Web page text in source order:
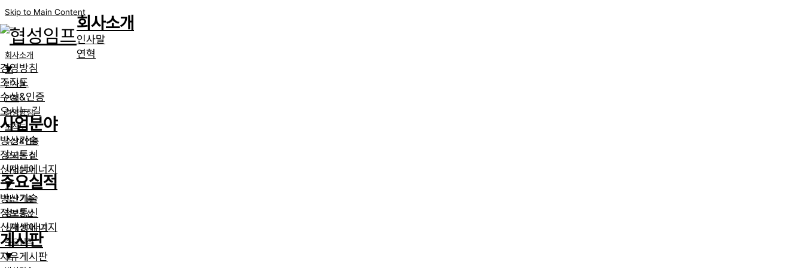
Skip to Main Content
회사소개
▼
인사말
연혁
경영방침
조직도
수상&인증
오시는 길
사업분야
▼
방산기술
정보통신
신재생에너지
주요실적
▼
회사소개
인사말
연혁
경영방침
조직도
수상&인증
오시는 길
사업분야
방산기술
정보통신
신재생에너지
주요실적
방산기술
정보통신
신재생에너지
게시판
자유게시판